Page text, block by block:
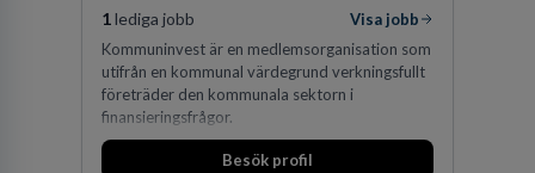
1lediga jobb
Visa jobb
Kommuninvest är en medlemsorganisation som
utifrån en kommunal värdegrund verkningsfullt
företräder den kommunala sektorn i
finansieringsfrågor.
Besök profil